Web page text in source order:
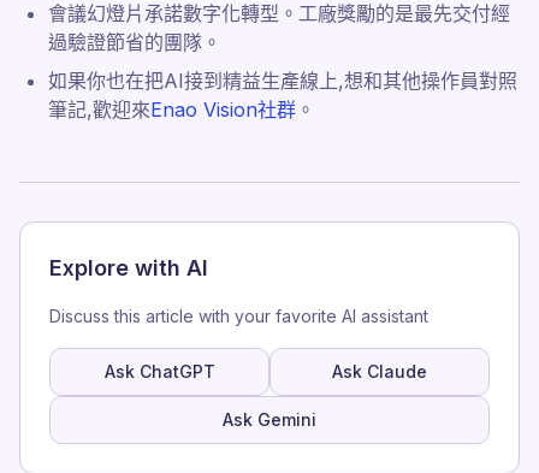
會議幻燈片承諾數字化轉型。工廠獎勵的是最先交付經
過驗證節省的團隊。
如果你也在把AI接到精益生產線上,想和其他操作員對照
筆記,歡迎來Enao Vision社群 。
Explore with AI
Discuss this article with your favorite AI assistant
Ask ChatGPT Ask Claude
Ask Gemini